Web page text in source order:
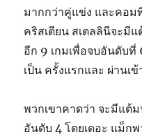
มากกว่าคู่แข่ง และคอม
คริสเตียน สเตลลินีจะมีแ
อีก 9 เกมเพื่อจบอันดับ
เป็น ครั้งแรกและ ผ่านเ
พวกเขาคาดว่า จะมีแต้
อันดับ 4 โดยเดอะ แม็ก